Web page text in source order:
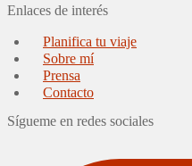
Enlaces de interés
Planifica tu viaje
Sobre mí
Prensa
Contacto
Sígueme en redes sociales